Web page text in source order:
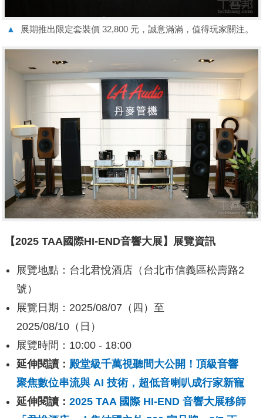
▲ 展期推出限定套裝價 32,800 元，誠意滿滿，值得玩家關注。
【2025 TAA 國際HI-END音響大展】展覽資訊
展覽地點：台北君悅酒店（台北市信義區松壽路2
號）
展覽日期：2025/08/07（四）至
2025/08/10（日）
展覽時間：10:00 - 18:00
延伸閱讀： 殿堂級千萬視聽間大公開！頂級音響
聚焦數位串流與 AI 技術，超低音喇叭成行家新寵
延伸閱讀： 2025 TAA 國際 HI-END 音響大展移師